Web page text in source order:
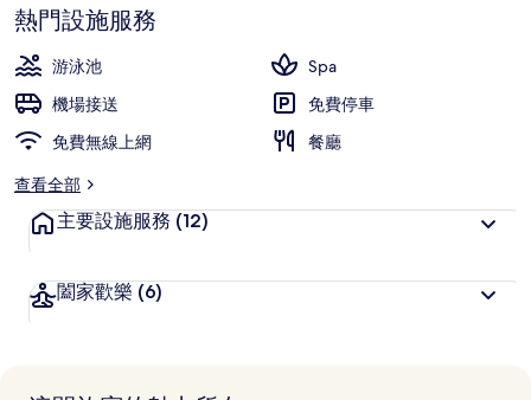
10，
深
受
旅
客
喜
熱門設施服務
游泳池
Spa
機場接送
免費停車
免費無線上網
餐廳
查看全部
主要設施服務 (12)
闔家歡樂 (6)